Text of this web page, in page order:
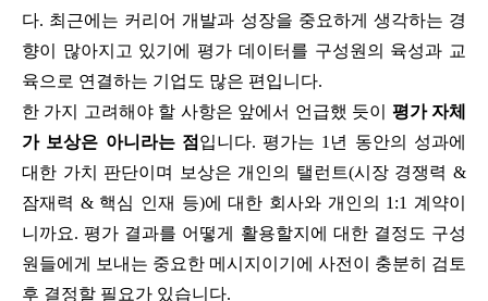
다. 최근에는 커리어 개발과 성장을 중요하게 생각하는 경
향이 많아지고 있기에 평가 데이터를 구성원의 육성과 교
육으로 연결하는 기업도 많은 편입니다.
한 가지 고려해야 할 사항은 앞에서 언급했 듯이 평가 자체
가 보상은 아니라는 점 입니다. 평가는 1년 동안의 성과에
대한 가치 판단이며 보상은 개인의 탤런트(시장 경쟁력 &
잠재력 & 핵심 인재 등)에 대한 회사와 개인의 1:1 계약이
니까요. 평가 결과를 어떻게 활용할지에 대한 결정도 구성
원들에게 보내는 중요한 메시지이기에 사전이 충분히 검토
후 결정할 필요가 있습니다.